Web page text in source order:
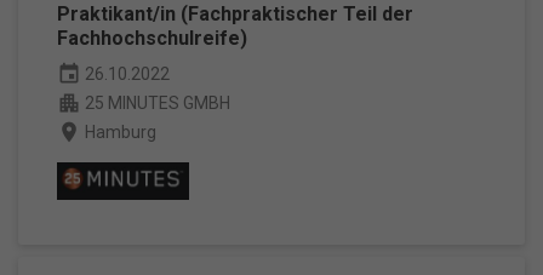
Praktikant/in (Fachpraktischer Teil der
Fachhochschulreife)
event 26.10.2022
apartment 25 MINUTES GMBH
place Hamburg